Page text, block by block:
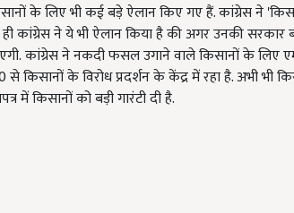
के लिए भी कई बड़े ऐलान किए गए हैं. कांग्रेस ने
कांग्रेस ने ये भी ऐलान किया है की अगर उनकी सरकार
कांग्रेस ने नकदी फसल उगाने वाले किसानों के लिए
से किसानों के विरोध प्रदर्शन के केंद्र में रहा है. अभी
में किसानों को बड़ी गारंटी दी है.